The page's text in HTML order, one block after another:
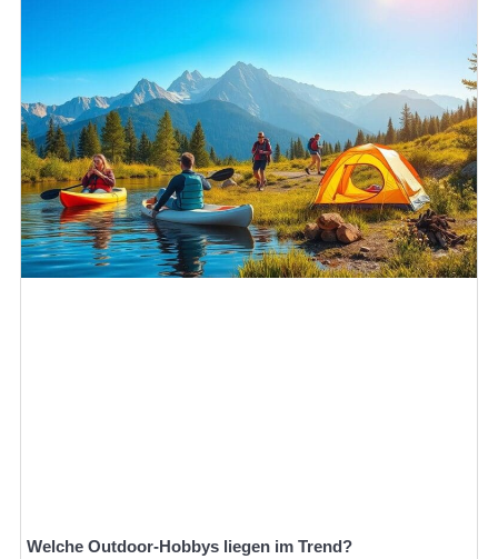
Welche Outdoor-Hobbys liegen im Trend?